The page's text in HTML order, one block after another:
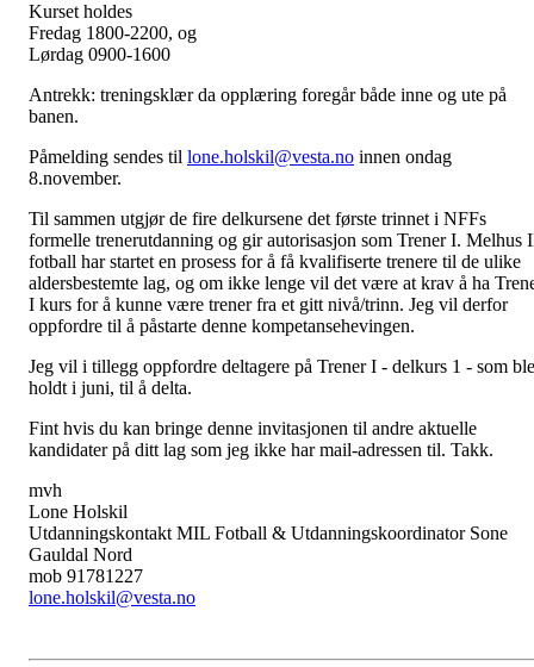
Kurset holdes
Fredag 1800-2200, og
Lørdag 0900-1600
Antrekk: treningsklær da opplæring foregår både inne og ute på
banen.
Påmelding sendes til lone.holskil@vesta.no innen ondag
8.november.
Til sammen utgjør de fire delkursene det første trinnet i NFFs
formelle trenerutdanning og gir autorisasjon som Trener I. Melhus
fotball har startet en prosess for å få kvalifiserte trenere til de ulike
aldersbestemte lag, og om ikke lenge vil det være at krav å ha
I kurs for å kunne være trener fra et gitt nivå/trinn. Jeg vil derfor
oppfordre til å påstarte denne kompetansehevingen.
Jeg vil i tillegg oppfordre deltagere på Trener I - delkurs 1 - som ble
holdt i juni, til å delta.
Fint hvis du kan bringe denne invitasjonen til andre aktuelle
kandidater på ditt lag som jeg ikke har mail-adressen til. Takk.
mvh
Lone Holskil
Utdanningskontakt MIL Fotball & Utdanningskoordinator Sone
Gauldal Nord
mob 91781227
lone.holskil@vesta.no